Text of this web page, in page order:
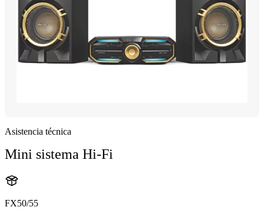
Asistencia técnica
Mini sistema Hi-Fi
FX50/55